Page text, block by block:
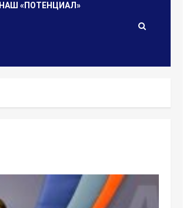
НАШ «ПОТЕНЦИАЛ»